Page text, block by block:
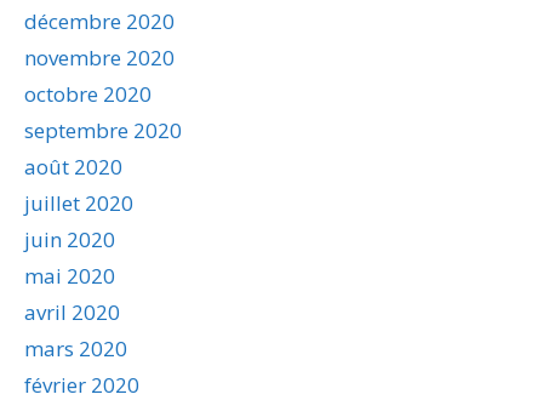
décembre 2020
novembre 2020
octobre 2020
septembre 2020
août 2020
juillet 2020
juin 2020
mai 2020
avril 2020
mars 2020
février 2020